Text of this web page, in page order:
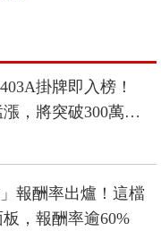
掛牌即入榜！
，將突破300萬人
報酬率出爐！這檔
，報酬率逾60%